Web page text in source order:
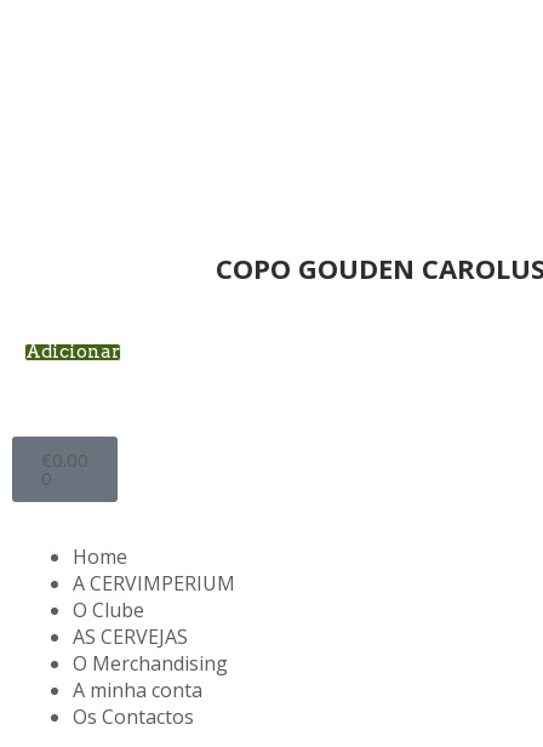
COPO GOUDEN
Adicionar
€0.00
0
Home
A CERVIMPERIUM
O Clube
AS CERVEJAS
O Merchandising
A minha conta
Os Contactos